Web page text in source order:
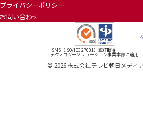
プライバシーポリシー
お問い合わせ
ISMS（ISO/IEC 27001）認証取得
テクノロジーソリューション事業本部に適用
© 2026株式会社テレビ朝日メディ